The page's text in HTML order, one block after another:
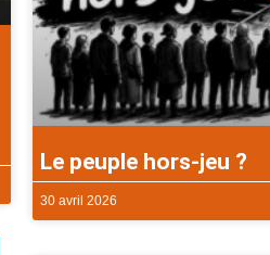
Le peuple hors-jeu ?
30 avril 2026